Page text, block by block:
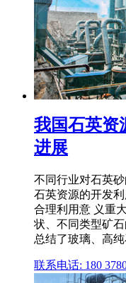
我国石英资
进展
不同行业对石英
石英资源的开发
合理利用意 义重
状、不同类型矿
总结了玻璃、高纯
联系电话: 180